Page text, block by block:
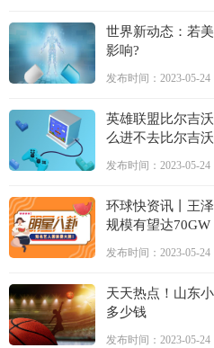
世界新动态：若
影响?
发布时间：2023-05-24
英雄联盟比尔吉
么进不去比尔吉沃
发布时间：2023-05-24
环球快资讯丨王
规模有望达
发布时间：2023-05-24
天天热点！山东
多少钱
发布时间：2023-05-24